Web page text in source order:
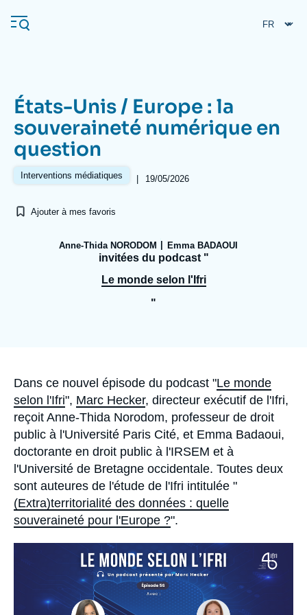
au
contenu
Navigation
principale
L'Ifri
Événements
À propos de l'Ifri
L'Ifri en bref Proche-Orient
États-Unis / Europe : la
souveraineté numérique en
question
Interventions médiatiques | 19/05/2026
Ajouter à mes favoris
Anne-Thida NORODOM Emma BADAOUI
invitées du podcast "
Le monde selon l'Ifri
"
Accroche
Dans ce nouvel épisode du podcast "Le monde
selon l'Ifri", Marc Hecker, directeur exécutif de l'Ifri,
reçoit Anne-Thida Norodom, professeur de droit
public à l'Université Paris Cité, et Emma Badaoui,
doctorante en droit public à l'IRSEM et à
l'Université de Bretagne occidentale. Toutes deux
sont auteures de l'étude de l'Ifri intitulée "
(Extra)territorialité des données : quelle
souveraineté pour l'Europe ?".
principale